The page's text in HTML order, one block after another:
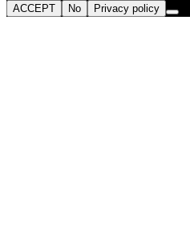
ACCEPT No Privacy policy